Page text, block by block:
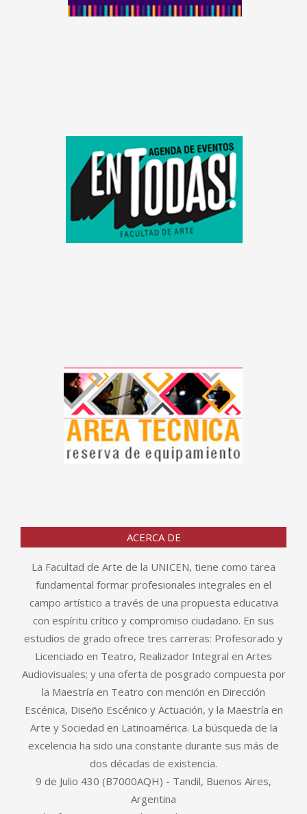
ACERCA DE
La Facultad de Arte de la UNICEN, tiene como tarea
fundamental formar profesionales integrales en el
campo artístico a través de una propuesta educativa
con espíritu crítico y compromiso ciudadano. En sus
estudios de grado ofrece tres carreras: Profesorado y
Licenciado en Teatro, Realizador Integral en Artes
Audiovisuales; y una oferta de posgrado compuesta por
la Maestría en Teatro con mención en Dirección
Escénica, Diseño Escénico y Actuación, y la Maestría en
Arte y Sociedad en Latinoamérica. La búsqueda de la
excelencia ha sido una constante durante sus más de
dos décadas de existencia.
9 de Julio 430 (B7000AQH) - Tandil, Buenos Aires,
Argentina